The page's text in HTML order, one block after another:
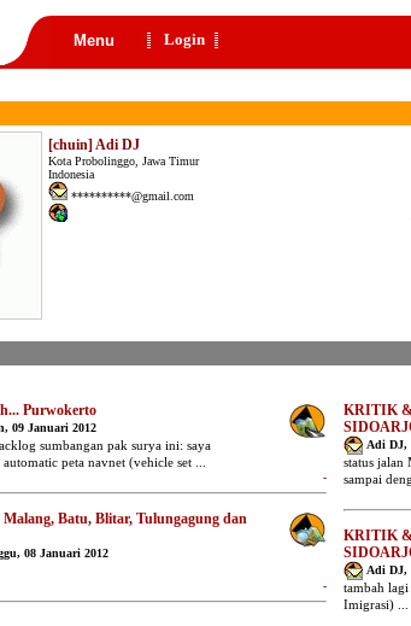
Menu Login
[chuin] Adi DJ
Kota Probolinggo, Jawa Timur
Indonesia
**********@gmail.com